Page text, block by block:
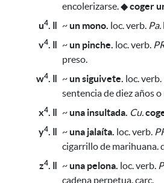
encolerizarse.◆coger
u4. ǁ ~un mono. loc. verb. Pa.
v4. ǁ ~un pinche. loc. verb.
preso.
w4. ǁ ~un siguivete. loc. verb.
sentencia de diez años o
x4. ǁ ~una insultada. Cu.
y4. ǁ ~una jalaíta. loc. verb.
cigarrillo de marihuana.
z4. ǁ ~una pelona. loc. verb.
cadena perpetua. carc.